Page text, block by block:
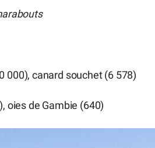
000), canard souchet (6 578)
oies de Gambie (640)